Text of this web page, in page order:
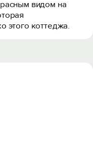
видом на
этого коттеджа.